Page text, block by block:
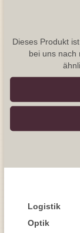
Dieses Produkt
bei uns nach
Logistik
Optik